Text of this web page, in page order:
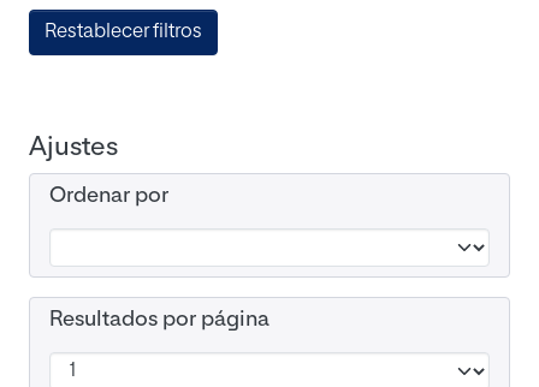
Restablecer filtros
Ajustes
Ordenar por
Resultados por página